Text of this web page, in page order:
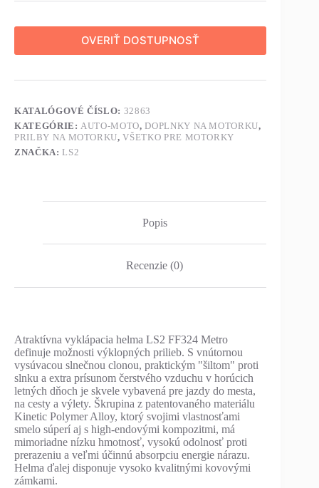
OVERIŤ DOSTUPNOSŤ
KATALÓGOVÉ ČÍSLO: 32863
KATEGÓRIE: AUTO-MOTO,DOPLNKY NA MOTORKU,
PRILBY NA MOTORKU,VŠETKO PRE MOTORKY
ZNAČKA:LS2
Popis
Recenzie (0)
Atraktívna vyklápacia helma LS2 FF324 Metro
definuje možnosti výklopných prilieb. S vnútornou
vysúvacou slnečnou clonou, praktickým "šiltom" proti
slnku a extra prísunom čerstvého vzduchu v horúcich
letných dňoch je skvele vybavená pre jazdy do mesta,
na cesty a výlety. Škrupina z patentovaného materiálu
Kinetic Polymer Alloy, ktorý svojimi vlastnosťami
smelo súperí aj s high-endovými kompozitmi, má
mimoriadne nízku hmotnosť, vysokú odolnosť proti
prerazeniu a veľmi účinnú absorpciu energie nárazu.
Helma ďalej disponuje vysoko kvalitnými kovovými
zámkami.